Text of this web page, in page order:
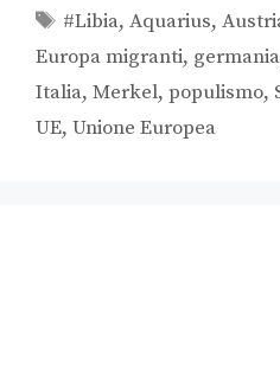
#Libia,Aquarius,
Europa migranti, germania
Italia, Merkel, populismo,
UE, Unione Europea